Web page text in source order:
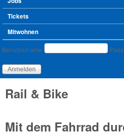
Tickets
Mitwohnen
Benutzeranmeldung
Benutzername
Rail & Bike
Mit dem Fahrrad